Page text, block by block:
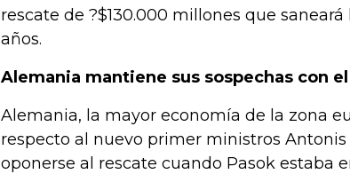
rescate de ?$130.000 millones que
años.
Alemania mantiene sus sospechas con
Alemania, la mayor economía de la zona
respecto al nuevo primer ministros Antonis
oponerse al rescate cuando Pasok estaba